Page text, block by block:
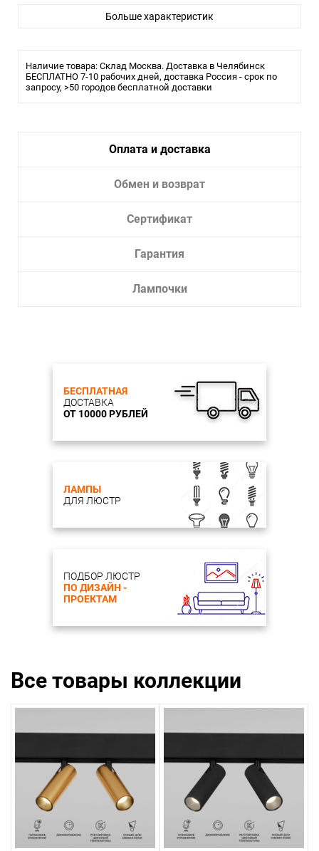
Больше характеристик
Наличие товара: Склад Москва. Доставка в Челябинск
БЕСПЛАТНО 7-10 рабочих дней, доставка Россия - срок по
запросу, >50 городов бесплатной доставки
Оплата и доставка
Обмен и возврат
Сертификат
Гарантия
Лампочки
БЕСПЛАТНАЯ
ДОСТАВКА
ОТ 10000 РУБЛЕЙ
ЛАМПЫ
ДЛЯ ЛЮСТР
ПОДБОР ЛЮСТР
ПО ДИЗАЙН -
ПРОЕКТАМ
Все товары коллекции